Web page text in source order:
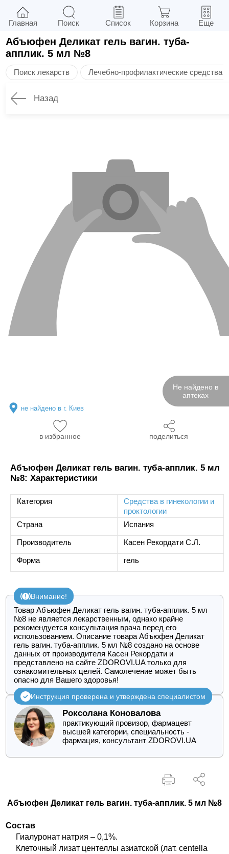
Абъюфен Деликат гель вагин. туба-
апплик. 5 мл №8
Поиск лекарств Лечебно-профилактические средства
Назад
Не найдено в
аптеках
не найдено в г. Киев
в избранное поделиться
Абъюфен Деликат гель вагин. туба-апплик. 5 мл
№8: Характеристики
Категория
Средства в гинекологии и
проктологии
Страна
Испания
Производитель Касен Рекордати С.Л.
Форма гель
Внимание!
Товар Абъюфен Деликат гель вагин. туба-апплик. 5 мл
№8 не является лекарственным, однако крайне
рекомендуется консультация врача перед его
использованием. Описание товара Абъюфен Деликат
гель вагин. туба-апплик. 5 мл №8 создано на основе
данных от производителя Касен Рекордати и
представлено на сайте ZDOROVI.UA только для
ознакомительных целей. Самолечение может быть
опасно для Вашего здоровья!
Инструкция проверена и утверждена специалистом
Роксолана Коновалова
практикующий провизор, фармацевт
высшей категории, специальность -
фармация, консультант ZDOROVI.UA
Абъюфен Деликат гель вагин. туба-апплик. 5 мл №8
Состав
Гиалуронат натрия – 0,1%.
Клеточный лизат центеллы азиатской (лат. centella
Главная Поиск Список Корзина Еще